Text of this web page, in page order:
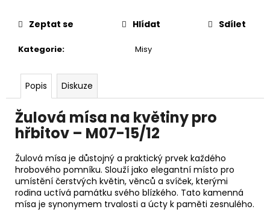
Kategorie: Misy
Zeptat se Hlídat Sdílet
Popis Diskuze
Žulová mísa na květiny pro
hřbitov – M07-15/12
Žulová mísa je důstojný a praktický prvek každého
hrobového pomníku. Slouží jako elegantní místo pro
umístění čerstvých květin, věnců a svíček, kterými
rodina uctívá památku svého blízkého. Tato kamenná
mísa je synonymem trvalosti a úcty k paměti zesnulého.
e
m
e